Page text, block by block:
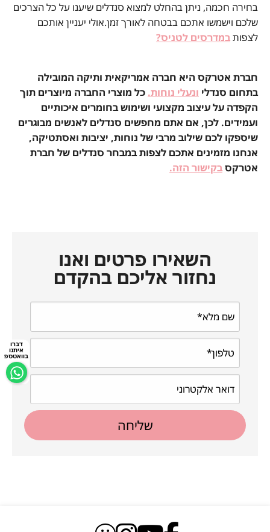
דברו
איתנו
בוואטספ
בחירה חכמה, ניתן בהחלט למצוא סנדלים שיענו על כל הצרכים
שלכם וישמשו אתכם בבטחה לאורך זמן.אולי יעניין אותכם
לצפותבמדרסים לטניס?
חברת אטרקס היא חברה אמריקאית ותיקה המובילה
בתחום סנדלי ונעלי נוחות. כל מוצרי החברה מיוצרים תוך
הקפדה על עיצוב מקצועי ושימוש בחומרים איכותיים
ועמידים. לכן, אם אתם מחפשים סנדלים לאנשים מבוגרים
שיספקו לכם שילוב מרבי של נוחות, יציבות ואסתטיקה,
אנחנו מזמינים אתכם לצפות במבחר סנדלים של חברת
אטרקסבקישור הזה.
השאירו פרטים ואנו
נחזור אליכם בהקדם